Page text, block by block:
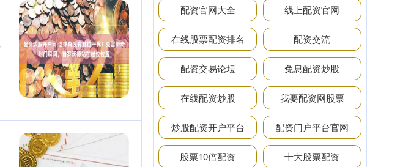
配资官网大全 线上配资官网
在线股票配资排名 配资交流
配资交易论坛 免息配资炒股
在线配资炒股 我要配资网股票
炒股配资开户平台 配资门户平台官网
股票10倍配资 十大股票配资